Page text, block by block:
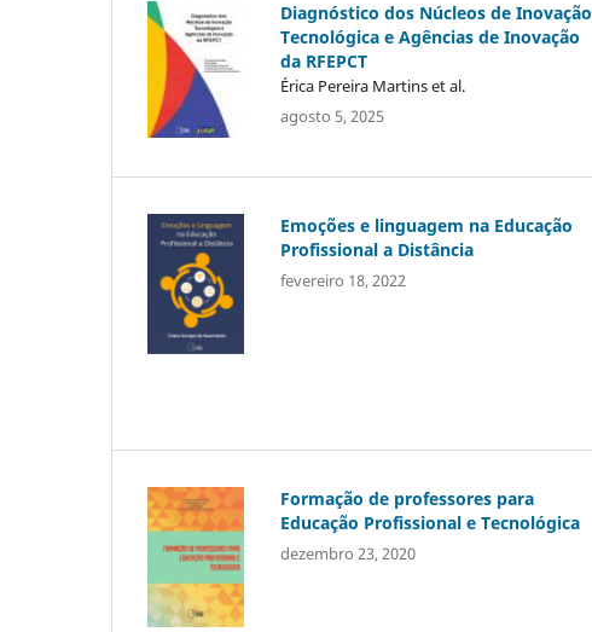
Diagnóstico dos Núcleos de Inovação
Tecnológica e Agências de Inovação
da RFEPCT
Érica Pereira Martins et al.
agosto 5, 2025
Emoções e linguagem na Educação
Profissional a Distância
fevereiro 18, 2022
Formação de professores para
Educação Profissional e Tecnológica
dezembro 23, 2020